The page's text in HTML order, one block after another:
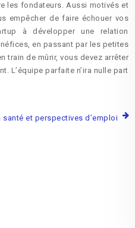
les fondateurs. Aussi motivés et
empêcher de faire échouer vos
à développer une relation
en passant par les petites
train de mûrir, vous devez arrêter
L’équipe parfaite n’ira nulle part
santé et perspectives d’emploi